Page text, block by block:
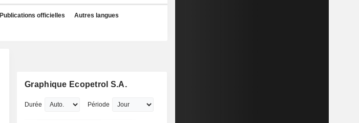
Publications officielles Autres langues
Graphique Ecopetrol S.A.
Durée Période